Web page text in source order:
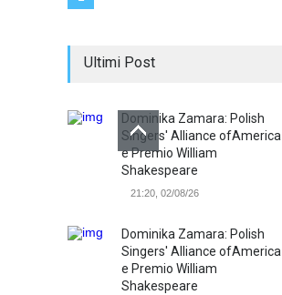
Ultimi Post
Dominika Zamara: Polish
Singers' Alliance ofAmerica
e Premio William
Shakespeare
21:20, 02/08/26
Dominika Zamara: Polish
Singers' Alliance ofAmerica
e Premio William
Shakespeare